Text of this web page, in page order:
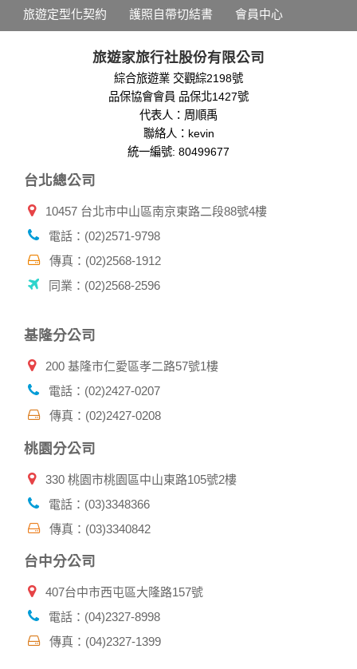
分析，分析結果之統計數據或說明文字呈現，除供內部研究
外，我們會視需要公佈統計數據及說明文字，但不涉及特定個
除非取得您的同意或其他法令之特別規定，本網站絕不會將您
的個人資料揭露予第三人或使用於蒐集目的以外之其他用途。
在您於本網站註冊帳號、使用本網站相關產品、服務、活動或
贈獎時，本網站會收集您的個人識別資料，本網站也可以從商
業夥伴處取得個人資料。
當客戶在本網站註冊時，我們會取得您的姓名、電話、住址、
當您註冊成功，並登入使用我們的服務後，我們即取得您的資
號、電子郵件、出生日期、性別、行業等相關資料，當您註冊
成功，並登入使用我們的服務後，本網站即取得您的資料。
其他除了上述，會保留您在上網瀏覽或查詢時，伺服器自行產
生的相關記錄，包括您使用連線設備的 IP 位址、使用時間、使
的瀏覽器予以標示，歸納使用者瀏覽器在本網站內部所瀏覽的
商，或與連結本網站，也可能蒐集您個人的資料。對於您主動
保護政策，其資料處理措施不適用本網站隱私權保護政策，本
公司不負任何連帶責任。
或電子郵件給您。本公司除了在該資料或電子郵件上註明是由
收這些資料或電子郵件的方法及說明。
資料使用:
本公司不會向任何人出售或出借您的個人識別資料。
資料：
違反本公司旗下網站的會員條款或產品、服務的特定使用指
2.為了保護使用者個人隱私，我們無法為您查詢其他使用者的
帳號資料。若您有相關法律上問題需查閱他人資料時，請務必
有相關資料，以協助調查及破案！
旅遊定型化契約 護照自帶切結書 會員中心
旅遊家旅行社股份有限公司
綜合旅遊業 交觀綜2198號
品保協會會員 品保北1427號
代表人：周順禹
聯絡人：kevin
統一編號: 80499677
台北總公司
10457 台北市中山區南京東路二段88號4樓
電話：(02)2571-9798
傳真：(02)2568-1912
同業：(02)2568-2596
基隆分公司
200 基隆市仁愛區孝二路57號1樓
電話：(02)2427-0207
傳真：(02)2427-0208
桃園分公司
330 桃園市桃園區中山東路105號2樓
電話：(03)3348366
傳真：(03)3340842
台中分公司
407台中市西屯區大隆路157號
電話：(04)2327-8998
傳真：(04)2327-1399